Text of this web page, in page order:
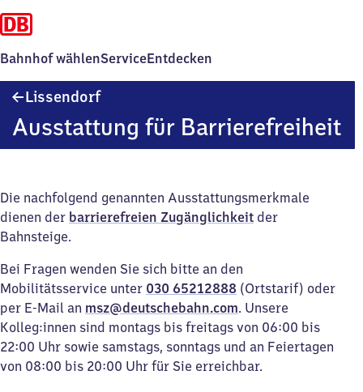
Bahnhof wählenServiceEntdecken
LissendorfLissendorf
Ausstattung für Barrierefreiheit
Die nachfolgend genannten Ausstattungsmerkmale
dienen der barrierefreien Zugänglichkeit der
Bahnsteige.
Bei Fragen wenden Sie sich bitte an den
Mobilitätsservice unter 030 65212888 (Ortstarif) oder
per E-Mail an msz@deutschebahn.com. Unsere
Kolleg:innen sind montags bis freitags von 06:00 bis
22:00 Uhr sowie samstags, sonntags und an Feiertagen
von 08:00 bis 20:00 Uhr für Sie erreichbar.